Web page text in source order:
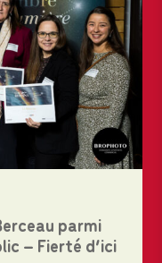
parmi
– Fierté d’ici